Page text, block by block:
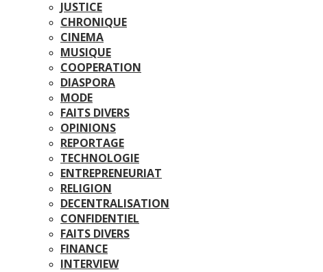
JUSTICE
CHRONIQUE
CINEMA
MUSIQUE
COOPERATION
DIASPORA
MODE
FAITS DIVERS
OPINIONS
REPORTAGE
TECHNOLOGIE
ENTREPRENEURIAT
RELIGION
DECENTRALISATION
CONFIDENTIEL
FAITS DIVERS
FINANCE
INTERVIEW